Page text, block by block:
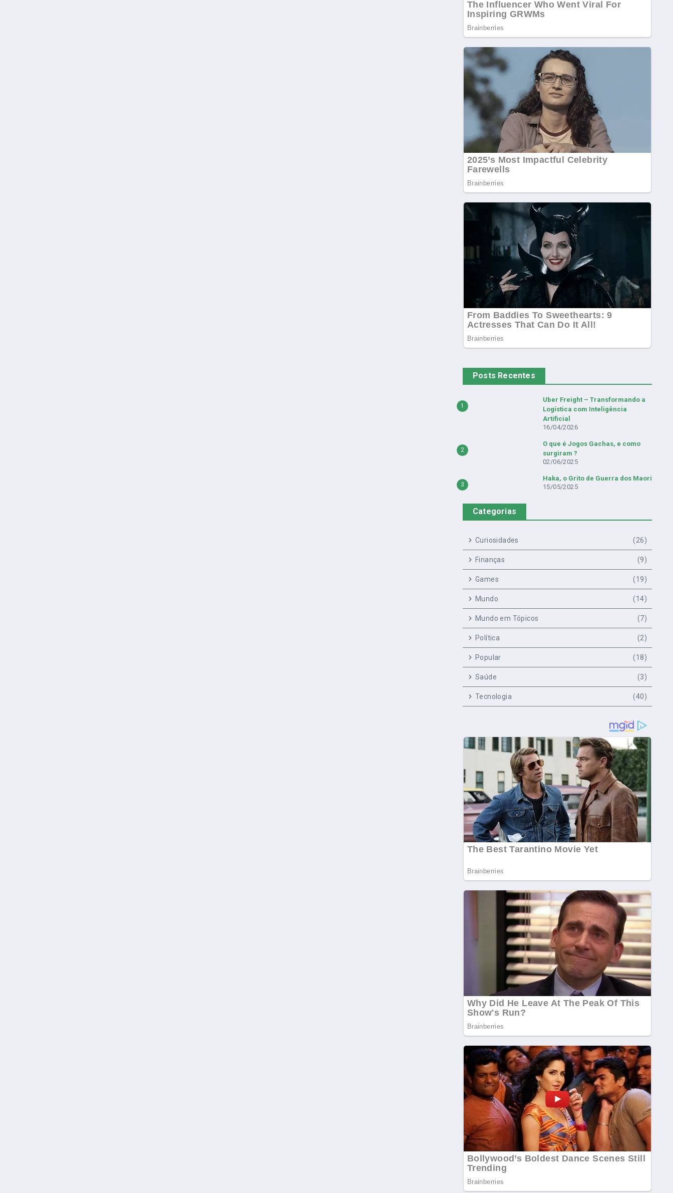
Posts Recentes
1
Uber Freight – Transformando a
Logística com Inteligência
Artificial
16/04/2026
2
O que é Jogos Gachas, e como
surgiram ?
02/06/2025
3
Haka, o Grito de Guerra dos Maori
15/05/2025
Categorias
Curiosidades (26)
Finanças (9)
Games (19)
Mundo (14)
Mundo em Tópicos (7)
Política (2)
Popular (18)
Saúde (3)
Tecnologia (40)